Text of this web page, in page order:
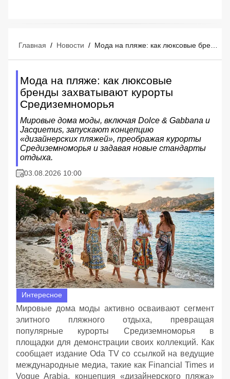
Главная / Новости / Мода на пляже: как люксовые бренды захватывают курорты Средиземноморья
Мода на пляже: как люксовые
бренды захватывают курорты
Средиземноморья
Мировые дома моды, включая Dolce & Gabbana и
Jacquemus, запускают концепцию
«дизайнерских пляжей», преображая курорты
Средиземноморья и задавая новые стандарты
отдыха.
03.08.2026 10:00
Интересное
Мировые дома моды активно осваивают сегмент
элитного пляжного отдыха, превращая
популярные курорты Средиземноморья в
площадки для демонстрации своих коллекций. Как
сообщает издание Oda TV со ссылкой на ведущие
международные медиа, такие как Financial Times и
Vogue Arabia, концепция «дизайнерского пляжа»